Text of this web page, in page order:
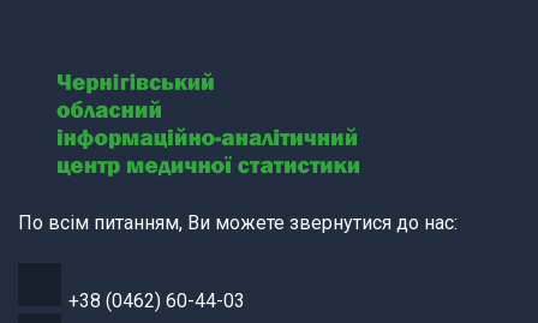
По всім питанням, Ви можете звернутися до нас:
+38 (0462) 60-44-03